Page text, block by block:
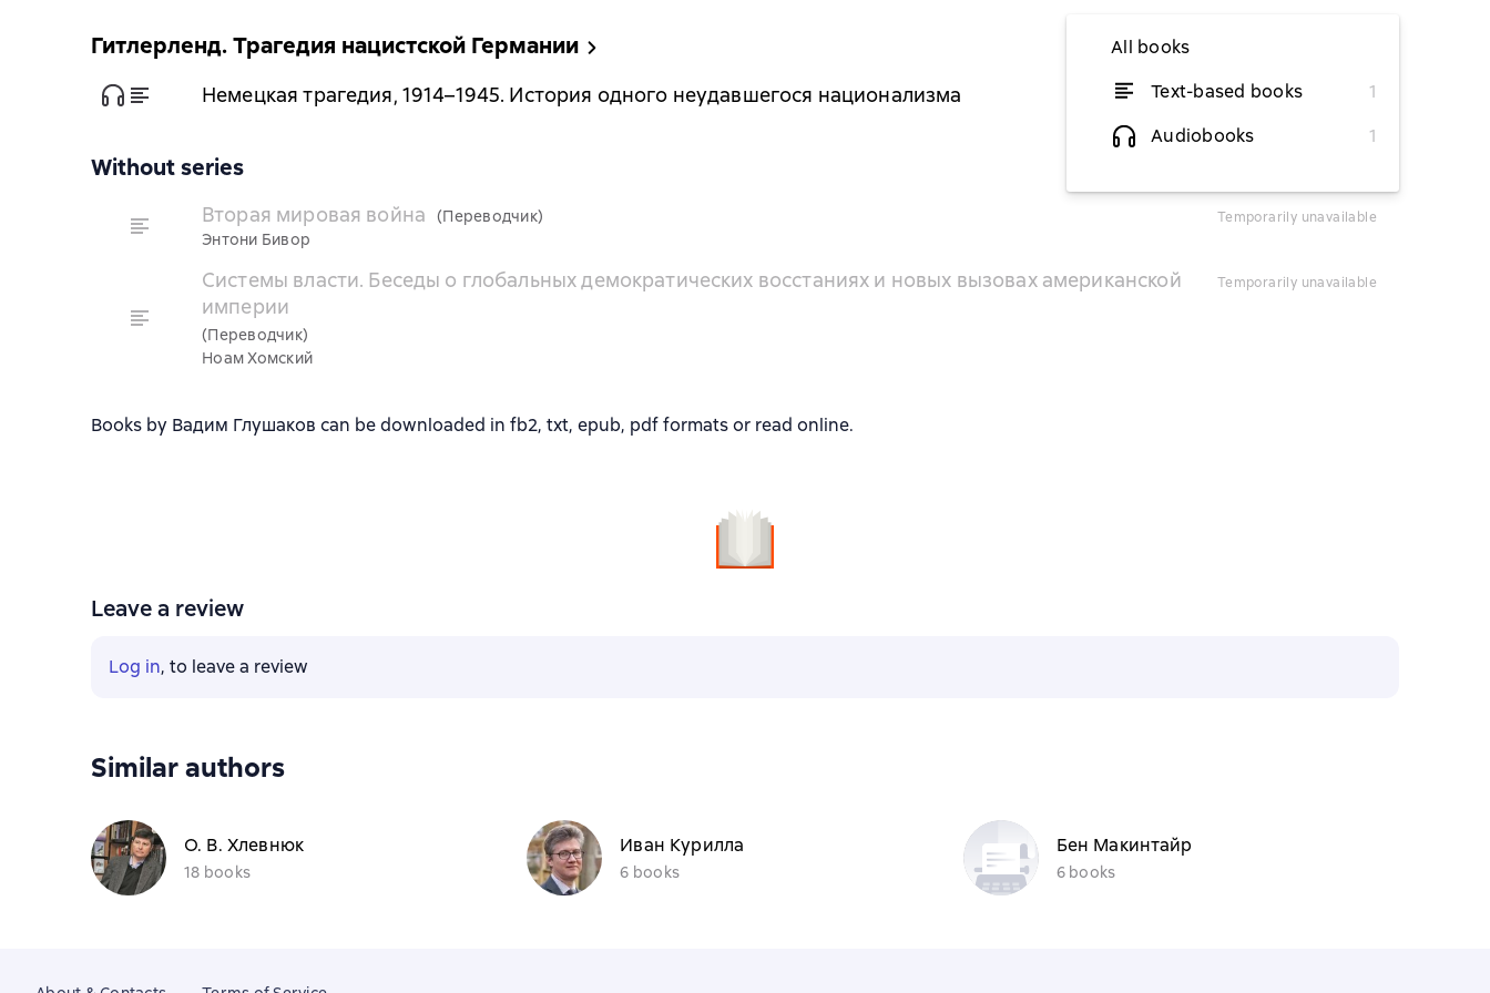
All books
Text-based books
1
Audiobooks
1
Гитлерленд. Трагедия нацистской Германии
Немецкая трагедия, 1914–1945. История одного неудавшегося национализма from $6.07
Without series
Вторая мировая война
(Переводчик)
Энтони Бивор
temporarily unavailable
Системы власти. Беседы о глобальных демократических восстаниях и новых вызовах американской
империи
(Переводчик)
Ноам Хомский
temporarily unavailable
Books by Вадим Глушаков can be downloaded in fb2, txt, epub, pdf formats or read online.
Leave a review
Log in, to leave a review
Similar authors
О. В. Хлевнюк
18 books
Иван Курилла
6 books
Бен Макинтайр
6 books